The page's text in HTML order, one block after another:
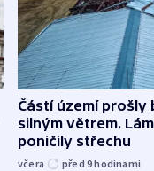
Částí území prošly
silným větrem.
poničily střechu
včera před 9hodinami